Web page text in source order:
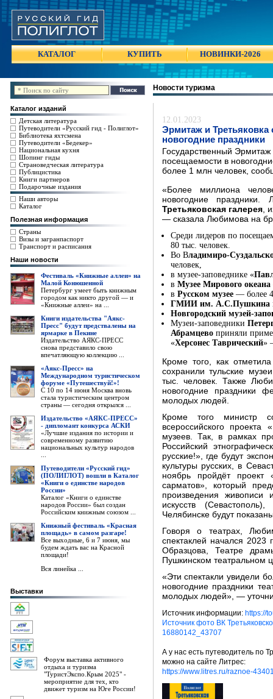
КАТАЛОГ КУПИТЬ НОВИНКИ-2026
Каталог изданий
Детская литература
Путеводители «Русский гид - Полиглот»
Библиотека яхтсмена
Путеводители «Бедекер»
Национальная кухня
Шопинг гиды
Страноведческая литература
Публицистика
Книги партнеров
Подарочные издания
Наши авторы
Каталог
Полезная информация
Страны
Визы и загранпаспорт
Транспорт и расписания
Наши новости
Фестиваль «Книжные аллеи» на
Малой Конюшенной
Петербург умеет быть книжным
городом как никто другой — и
«Книжные аллеи» на ...
Книги издательства "Аякс-
Пресс" будут предствалены на
ярмарке в Пекине
Издательство АЯКС-ПРЕСС
снова представило свою
впечатляющую коллекцию ...
«Аякс-Пресс» на
Международном туристическом
форуме «Путешествуй!»!
С 10 по 14 июня Москва вновь
стала туристическим центром
страны — сегодня открылся ...
Издательство «АЯКС-ПРЕСС»
- дипломант конкурса АСКИ
«Лучшие издания по истории и
современному развитию
национальных культур народов
Путеводители «Русский гид»
(ПОЛИГЛОТ) вошли в Каталог
«Книги о единстве народов
России»
Каталог «Книги о единстве
народов России» был создан
Российским книжным союзом ...
Книжный фестиваль «Красная
площадь» в самом разгаре!
Все выходные, 6 и 7 июня, мы
будем ждать вас на Красной
площади!
Вся линейка ...
Выставки
Форум выставка активного
отдыха и туризма
"ТуристЭкспо.Крым 2025" -
мероприятие для тех, кто
движет туризм на Юге России!
Новости туризма
12.01.2023
Эрмитаж и
новогодние праздники
Государственный Эрмитаж
посещаемости в
более 1 млн человек,
«Более миллиона
новогодние
Третьяковская галерея,
— сказала Любимова на
Среди лидеров по
80 тыс. человек.
Во Владимиро-
человек,
в музее-заповеднике «
в Музее Мирового океана
в Русском музее — более
ГМИИ им. А.С.Пушкина
Новгородский музей-
Музеи-заповедники
Абрамцево приняли
«Херсонес Таврический»
Кроме того, как
сохранили тульские
тыс. человек. Также
новогодние праздники
молодых людей.
Кроме того министр
всероссийского
музеев. Так, в рамках
Российский
русские!», где будут
культуры русских, в
ноябрь пройдёт проект
сарматов», который
произведения живописи
искусств
Челябинске будут
Говоря о театрах,
спектаклей начался 2023
Образцова, Театре
Пушкинском театральном
«Эти спектакли увидели
новогодние праздники
молодых людей», —
Источник информации: https://
Источник фото ВК
16880142_43707
А у нас есть путеводитель по
можно на сайте Литрес:
https://www.litres.ru/raznoe-